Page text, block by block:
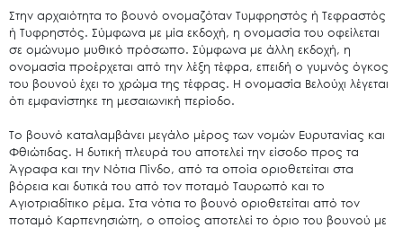
Στην αρχαιότητα το βουνό ονομαζόταν Τυμφρηστός ή Τεφραστός
ή Τυφρηστός. Σύμφωνα με μία εκδοχή, η ονομασία του οφείλεται
σε ομώνυμο μυθικό πρόσωπο. Σύμφωνα με άλλη εκδοχή, η
ονομασία προέρχεται από την λέξη τέφρα, επειδή ο γυμνός όγκος
του βουνού έχει το χρώμα της τέφρας. Η ονομασία Βελούχι λέγεται
ότι εμφανίστηκε τη μεσαιωνική περίοδο.
Το βουνό καταλαμβάνει μεγάλο μέρος των νομών Ευρυτανίας και
Φθιώτιδας. Η δυτική πλευρά του αποτελεί την είσοδο προς τα
Άγραφα και την Νότια Πίνδο, από τα οποία οριοθετείται στα
βόρεια και δυτικά του από τον ποταμό Ταυρωπό και το
Αγιοτριαδίτικο ρέμα. Στα νότια το βουνό οριοθετείται από τον
ποταμό Καρπενησιώτη, ο οποίος αποτελεί το όριο του βουνού με